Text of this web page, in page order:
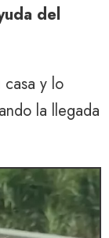
del
casa y lo
la llegada